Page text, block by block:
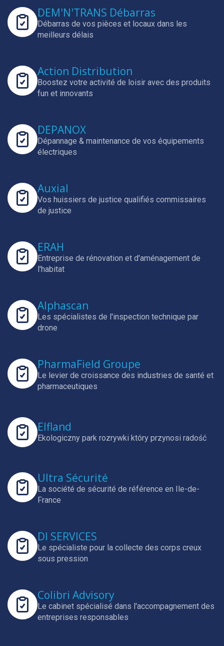
DEM'N'TRANS Débarras
Débarras de vos pièces et locaux dans les
meilleurs délais
Action Distribution
Boostez votre activité de loisir avec des produits
fun et innovants
DEPANOX
Dépannage & maintenance de vos équipements
électriques
Auxial
Vos huissiers de justice qualifiés commissaires
de justice
ERAH
Entreprise de rénovation et d'aménagement de
l'habitat
Alphascan
Les spécialistes de l'inspection technique par
drone
PharmaField Groupe
Le levier de croissance des industries de santé et
pharmaceutiques
Elfland
Ekologiczny park rozrywki który przynosi radość
Ultra Sécurité
La société de sécurité de référence en Ile-de-
France
DI SERVICES
Le spécialiste pour la collecte des corps creux
sous pression
Colibri Advisory
Le cabinet spécialisé dans l'accompagnement des
entreprises responsables